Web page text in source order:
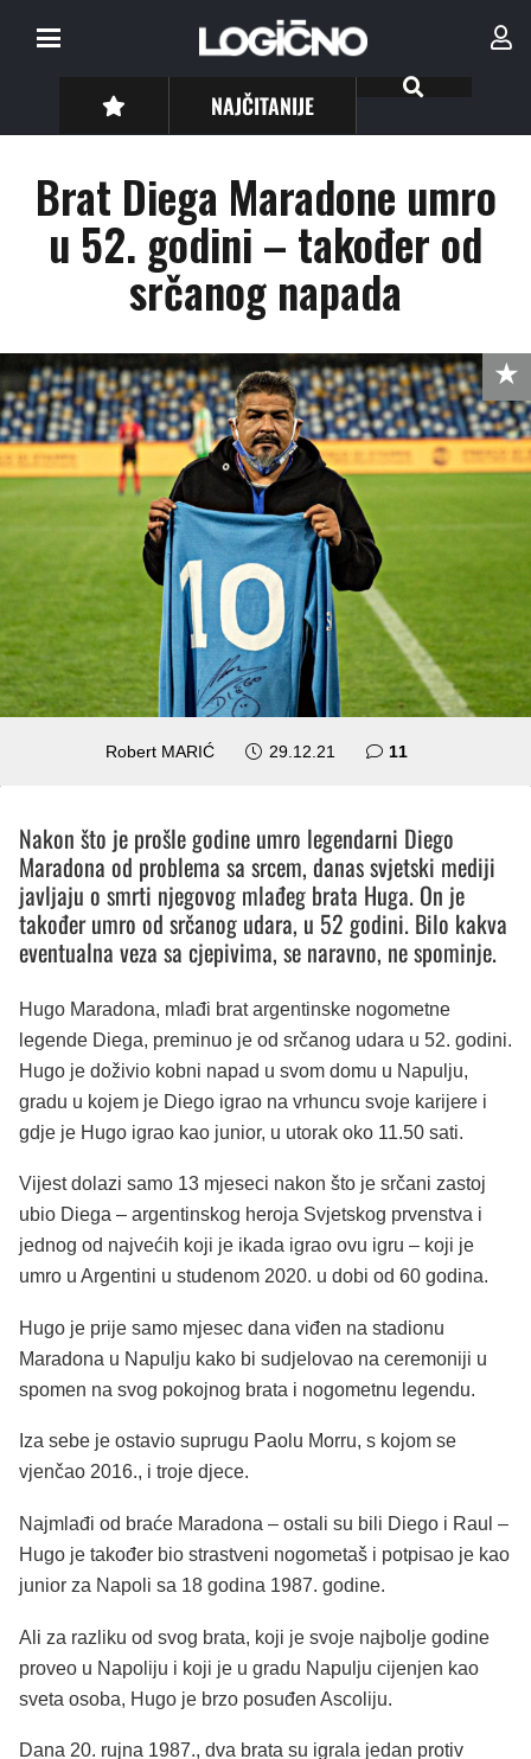
NAJČITANIJE
Brat Diega Maradone umro
u 52. godini – također od
srčanog napada
Robert MARIĆ 29.12.21 11
Nakon što je prošle godine umro legendarni Diego
Maradona od problema sa srcem, danas svjetski mediji
javljaju o smrti njegovog mlađeg brata Huga. On je
također umro od srčanog udara, u 52 godini. Bilo kakva
eventualna veza sa cjepivima, se naravno, ne spominje.
Hugo Maradona, mlađi brat argentinske nogometne
legende Diega, preminuo je od srčanog udara u 52. godini.
Hugo je doživio kobni napad u svom domu u Napulju,
gradu u kojem je Diego igrao na vrhuncu svoje karijere i
gdje je Hugo igrao kao junior, u utorak oko 11.50 sati.
Vijest dolazi samo 13 mjeseci nakon što je srčani zastoj
ubio Diega – argentinskog heroja Svjetskog prvenstva i
jednog od najvećih koji je ikada igrao ovu igru ​​– koji je
umro u Argentini u studenom 2020. u dobi od 60 godina.
Hugo je prije samo mjesec dana viđen na stadionu
Maradona u Napulju kako bi sudjelovao na ceremoniji u
spomen na svog pokojnog brata i nogometnu legendu.
Iza sebe je ostavio suprugu Paolu Morru, s kojom se
vjenčao 2016., i troje djece.
Najmlađi od braće Maradona – ostali su bili Diego i Raul –
Hugo je također bio strastveni nogometaš i potpisao je kao
junior za Napoli sa 18 godina 1987. godine.
Ali za razliku od svog brata, koji je svoje najbolje godine
proveo u Napoliju i koji je u gradu Napulju cijenjen kao
sveta osoba, Hugo je brzo posuđen Ascoliju.
Dana 20. rujna 1987., dva brata su igrala jedan protiv